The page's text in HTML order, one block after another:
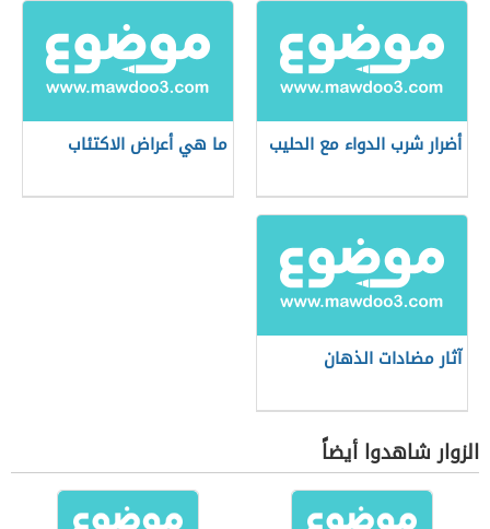
أضرار شرب الدواء مع الحليب ما هي أعراض الاكتئاب
آثار مضادات الذهان
الزوار شاهدوا أيضاً